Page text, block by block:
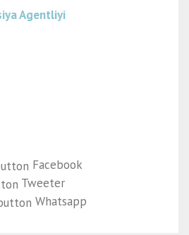
Agentliyi
Facebook
Tweeter
Whatsapp